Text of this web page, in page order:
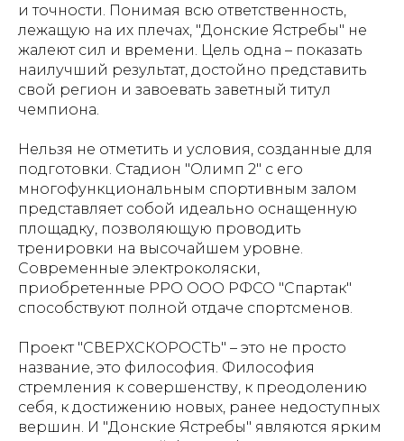
и точности. Понимая всю ответственность,
лежащую на их плечах, "Донские Ястребы" не
жалеют сил и времени. Цель одна – показать
наилучший результат, достойно представить
свой регион и завоевать заветный титул
чемпиона.
Нельзя не отметить и условия, созданные для
подготовки. Стадион "Олимп 2" с его
многофункциональным спортивным залом
представляет собой идеально оснащенную
площадку, позволяющую проводить
тренировки на высочайшем уровне.
Современные электроколяски,
приобретенные РРО ООО РФСО "Спартак"
способствуют полной отдаче спортсменов.
Проект "СВЕРХСКОРОСТЬ" – это не просто
название, это философия. Философия
стремления к совершенству, к преодолению
себя, к достижению новых, ранее недоступных
вершин. И "Донские Ястребы" являются ярким